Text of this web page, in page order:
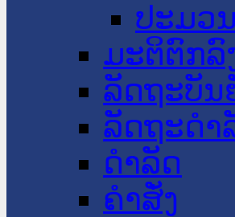
ປະມວ
ມະຕິຕົກລົ
ລັດຖະບັນ
ລັດຖະດໍາ
ດໍາລັດ
ຄໍາສັ່ງ